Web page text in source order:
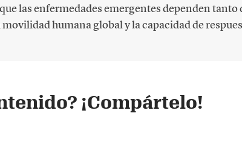
las enfermedades emergentes dependen tanto
humana global y la capacidad de
¡Compártelo!